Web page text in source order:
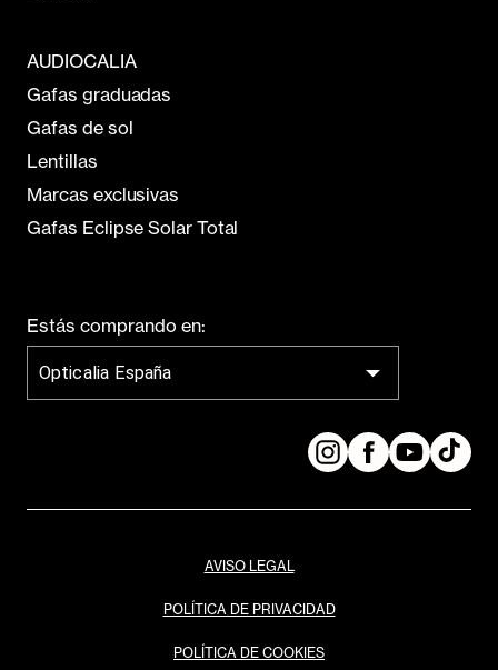
AUDIOCALIA
Gafas graduadas
Gafas de sol
Lentillas
Marcas exclusivas
Gafas Eclipse Solar Total
Estás comprando en:
Opticalia España
AVISO LEGAL
POLÍTICA DE PRIVACIDAD
POLÍTICA DE COOKIES